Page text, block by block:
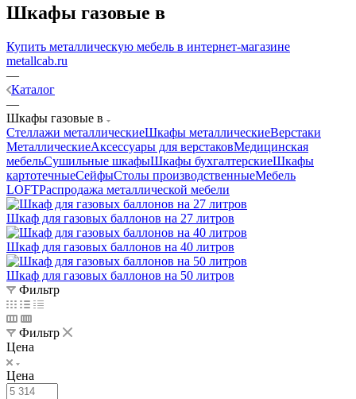
Шкафы газовые в
Купить металлическую мебель в интернет-магазине
metallcab.ru
—
Каталог
—
Шкафы газовые в
Стеллажи металлическиеШкафы металлическиеВерстаки
МеталлическиеАксессуары для верстаковМедицинская
мебельСушильные шкафыШкафы бухгалтерскиеШкафы
картотечныеСейфыСтолы производственныеМебель
LOFTРаспродажа металлической мебели
Шкаф для газовых баллонов на 27 литров
Шкаф для газовых баллонов на 40 литров
Шкаф для газовых баллонов на 50 литров
Фильтр
Фильтр
Цена
Цена